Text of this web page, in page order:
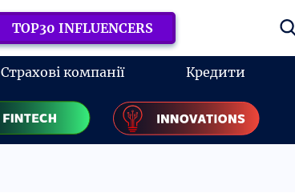
TOP30 INFLUENCERS
Страхові компанії Кредити